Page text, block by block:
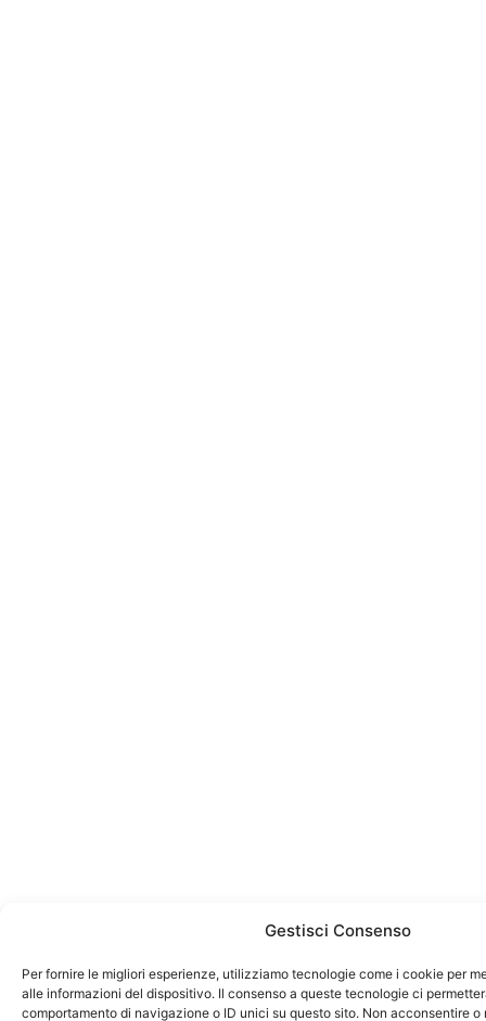
Gestisci Consenso
Per fornire le migliori esperienze, utilizziamo tecnologie come i cookie per
alle informazioni del dispositivo. Il consenso a queste tecnologie ci
comportamento di navigazione o ID unici su questo sito. Non acconsentire o